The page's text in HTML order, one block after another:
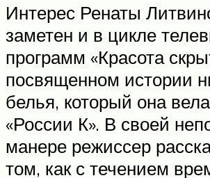
Интерес Ренаты
заметен и в цикле
программ «Красота
посвященном истории
белья, который она
«России К». В своей
манере режиссер
том, как с течением